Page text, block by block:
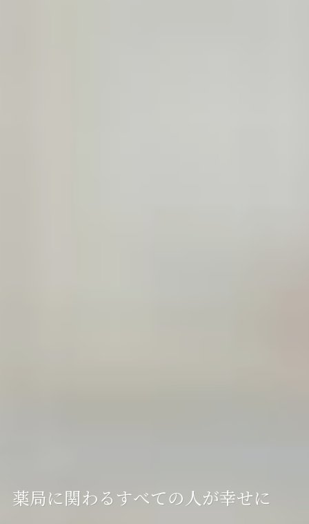
薬局に関わるすべての人が幸せに
薬局に関わるすべての人が幸せに
薬局に関わるすべての人が幸せに